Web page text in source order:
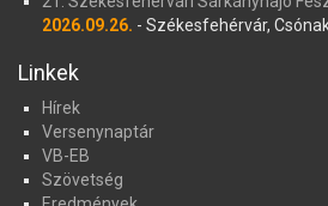
2026.09.26. - Székesfehérvár,
Linkek
Hírek
Versenynaptár
VB-EB
Szövetség